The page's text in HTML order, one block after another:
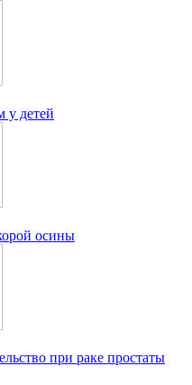
у детей
осины
при раке простаты